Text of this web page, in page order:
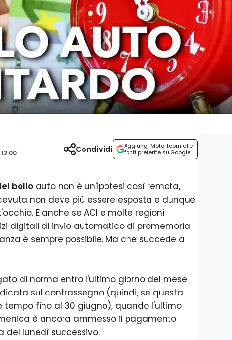
12:00
Aggiungi Motor1.com alle
fonti preferite su Google
Condividi
bollo auto non è un'ipotesi così remota,
non deve più essere esposta e dunque
E anche se ACI e molte regioni
digitali di invio automatico di promemoria
è sempre possibile. Ma che succede a
di norma entro l'ultimo giorno del mese
sul contrassegno (quindi, se questa
tempo fino al 30 giugno), quando l'ultimo
è ancora ammesso il pagamento
del lunedì successivo.